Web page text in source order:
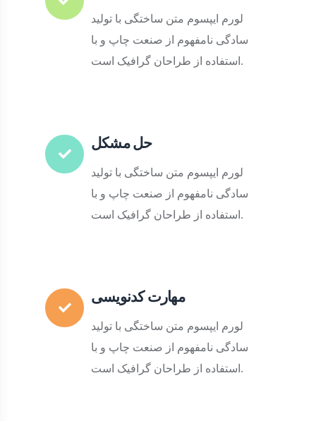
لورم ایپسوم متن ساختگی با تولید
سادگی نامفهوم از صنعت چاپ و با
استفاده از طراحان گرافیک است.
حل مشکل
لورم ایپسوم متن ساختگی با تولید
سادگی نامفهوم از صنعت چاپ و با
استفاده از طراحان گرافیک است.
مهارت کدنویسی
لورم ایپسوم متن ساختگی با تولید
سادگی نامفهوم از صنعت چاپ و با
استفاده از طراحان گرافیک است.